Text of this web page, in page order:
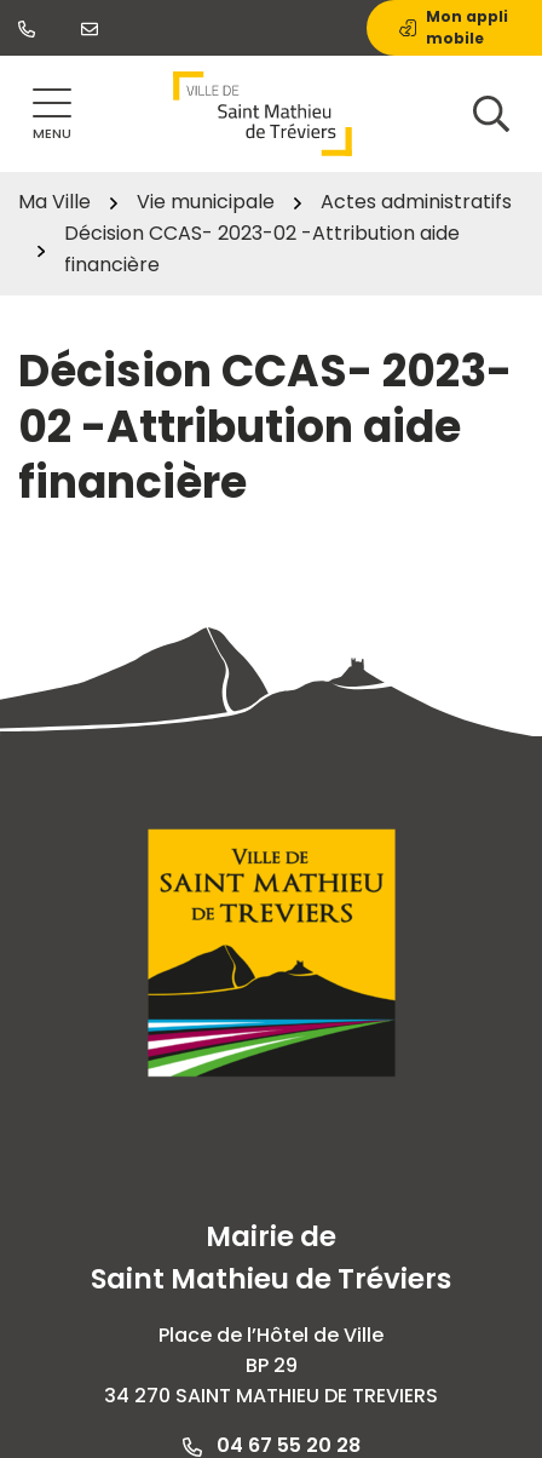
Aller
Mon appli
mobile
MENU
Ma Ville Vie municipale
Actes administratifs
Décision CCAS- 2023-02 -Attribution aide
financière
Décision CCAS- 2023-
02 -Attribution aide
financière
Mairie de
Saint Mathieu de Tréviers
Place de l’Hôtel de Ville
BP 29
34 270 SAINT MATHIEU DE TREVIERS
04 67 55 20 28